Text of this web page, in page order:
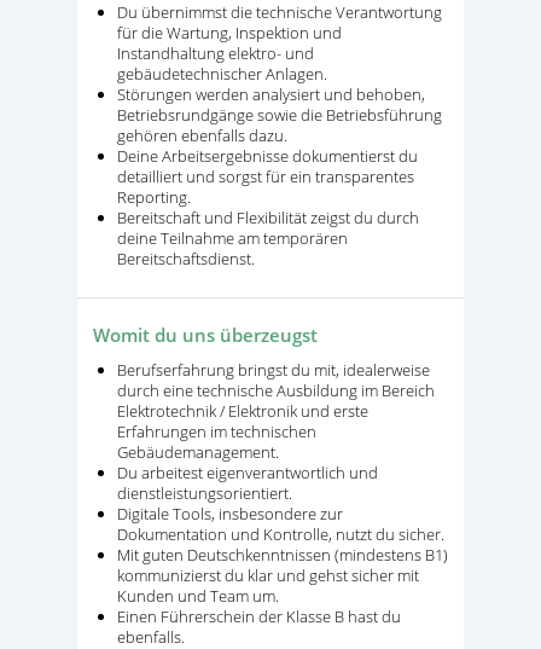
Du übernimmst die technische Verantwortung
für die Wartung, Inspektion und
Instandhaltung elektro- und
gebäudetechnischer Anlagen.
Störungen werden analysiert und behoben,
Betriebsrundgänge sowie die Betriebsführung
gehören ebenfalls dazu.
Deine Arbeitsergebnisse dokumentierst du
detailliert und sorgst für ein transparentes
Reporting.
Bereitschaft und Flexibilität zeigst du durch
deine Teilnahme am temporären
Bereitschaftsdienst.
Womit du uns überzeugst
Berufserfahrung bringst du mit, idealerweise
durch eine technische Ausbildung im Bereich
Elektrotechnik / Elektronik und erste
Erfahrungen im technischen
Gebäudemanagement.
Du arbeitest eigenverantwortlich und
dienstleistungsorientiert.
Digitale Tools, insbesondere zur
Dokumentation und Kontrolle, nutzt du sicher.
Mit guten Deutschkenntnissen (mindestens B1)
kommunizierst du klar und gehst sicher mit
Kunden und Team um.
Einen Führerschein der Klasse B hast du
ebenfalls.